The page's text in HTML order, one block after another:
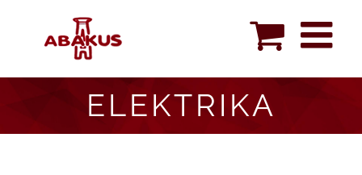
content
ELEKTRIKA